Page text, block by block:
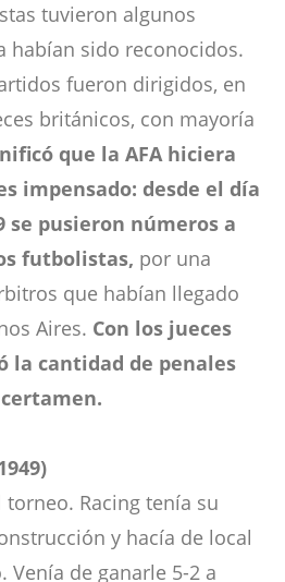
tuvieron algunos
habían sido reconocidos.
fueron dirigidos, en
británicos, con mayoría
que la AFA hiciera
impensado: desde el día
se pusieron números a
futbolistas, por una
que habían llegado
Aires. Con los jueces
la cantidad de penales
Racing tenía su
y hacía de local
Venía de ganarle 5-2 a